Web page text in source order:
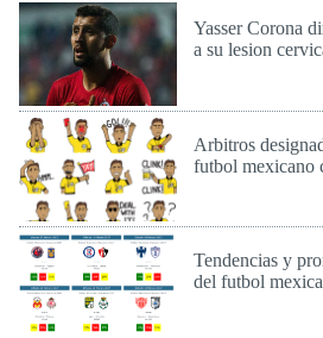
Yasser Corona
a su lesion
Arbitros
futbol mexicano
Tendencias y
del futbol